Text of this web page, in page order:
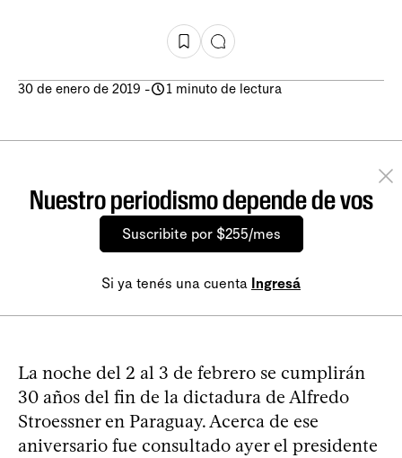
30 de enero de 2019 - 1 minuto de lectura
Nuestro periodismo depende de vos
Suscribite por $255/mes
Si ya tenés una cuenta Ingresá
La noche del 2 al 3 de febrero se cumplirán
30 años del fin de la dictadura de Alfredo
Stroessner en Paraguay. Acerca de ese
aniversario fue consultado ayer el presidente